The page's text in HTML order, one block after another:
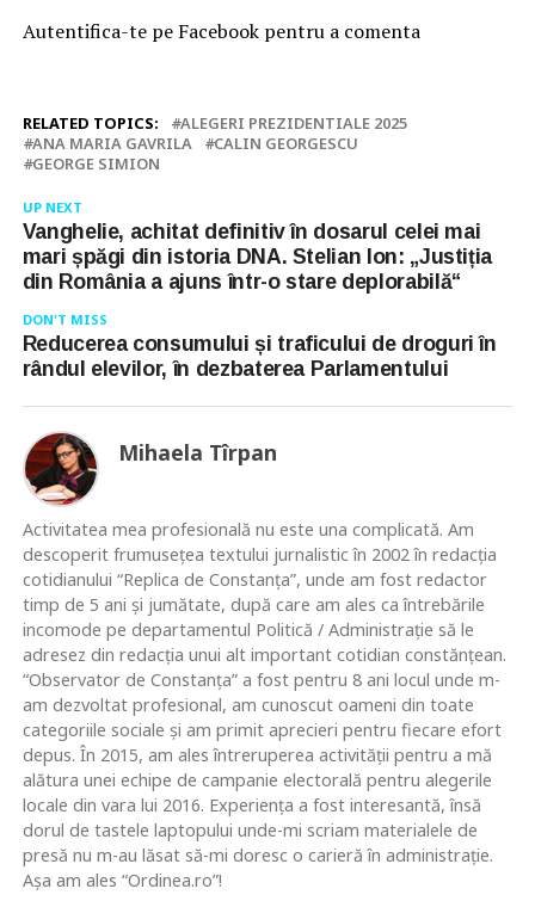
Autentifica-te pe Facebook pentru a comenta
RELATED TOPICS:
ALEGERI PREZIDENTIALE 2025
ANA MARIA GAVRILA
CALIN GEORGESCU
GEORGE SIMION
UP NEXT
Vanghelie, achitat definitiv în dosarul celei mai
mari șpăgi din istoria DNA. Stelian Ion: „Justiția
din România a ajuns într-o stare deplorabilă“
DON'T MISS
Reducerea consumului și traficului de droguri în
rândul elevilor, în dezbaterea Parlamentului
Mihaela Tîrpan
Activitatea mea profesională nu este una complicată. Am
descoperit frumusețea textului jurnalistic în 2002 în redacția
cotidianului “Replica de Constanța”, unde am fost redactor
timp de 5 ani și jumătate, după care am ales ca întrebările
incomode pe departamentul Politică / Administrație să le
adresez din redacția unui alt important cotidian constănțean.
“Observator de Constanța” a fost pentru 8 ani locul unde m-
am dezvoltat profesional, am cunoscut oameni din toate
categoriile sociale și am primit aprecieri pentru fiecare efort
depus. În 2015, am ales întreruperea activității pentru a mă
alătura unei echipe de campanie electorală pentru alegerile
locale din vara lui 2016. Experiența a fost interesantă, însă
dorul de tastele laptopului unde-mi scriam materialele de
presă nu m-au lăsat să-mi doresc o carieră în administrație.
Așa am ales “Ordinea.ro”!